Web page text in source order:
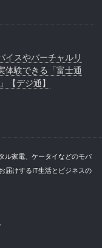
イスやバーチャルリ
体験できる「富士通
【デジ通】
ル家電、ケータイなどのモバ
届けするIT生活とビジネスの